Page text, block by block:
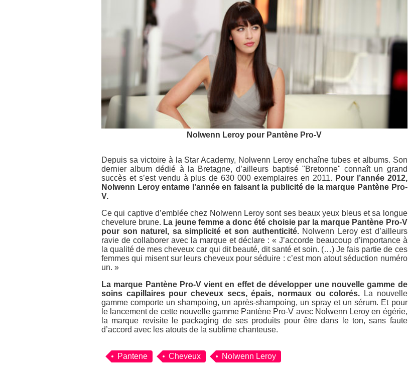
Nolwenn Leroy pour Pantène Pro-V
Depuis sa victoire à la Star Academy, Nolwenn Leroy enchaîne tubes et albums. Son
dernier album dédié à la Bretagne, d’ailleurs baptisé "Bretonne" connaît un grand
succès et s’est vendu à plus de 630 000 exemplaires en 2011. Pour l’année 2012,
Nolwenn Leroy entame l’année en faisant la publicité de la marque Pantène Pro-
V.
Ce qui captive d’emblée chez Nolwenn Leroy sont ses beaux yeux bleus et sa longue
chevelure brune. La jeune femme a donc été choisie par la marque Pantène Pro-V
pour son naturel, sa simplicité et son authenticité.Nolwenn Leroy est d’ailleurs
ravie de collaborer avec la marque et déclare : « J’accorde beaucoup d’importance à
la qualité de mes cheveux car qui dit beauté, dit santé et soin. (…) Je fais partie de ces
femmes qui misent sur leurs cheveux pour séduire : c’est mon atout séduction numéro
un. »
La marque Pantène Pro-V vient en effet de développer une nouvelle gamme de
soins capillaires pour cheveux secs, épais, normaux ou colorés. La nouvelle
gamme comporte un shampoing, un après-shampoing, un spray et un sérum. Et pour
le lancement de cette nouvelle gamme Pantène Pro-V avec Nolwenn Leroy en égérie,
la marque revisite le packaging de ses produits pour être dans le ton, sans faute
d’accord avec les atouts de la sublime chanteuse.
Pantene Cheveux Nolwenn Leroy